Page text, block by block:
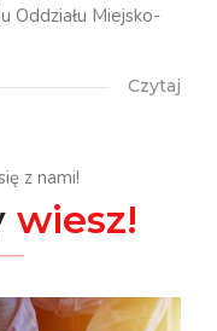
Oddziału Miejsko-
Czytaj
z nami!
wiesz!